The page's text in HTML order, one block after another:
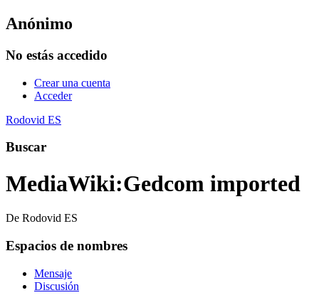
Anónimo
No estás accedido
Crear una cuenta
Acceder
Rodovid ES
Buscar
MediaWiki:Gedcom imported
De Rodovid ES
Espacios de nombres
Mensaje
Discusión